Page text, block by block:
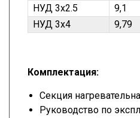
НУД 3х2.5
9,1
НУД 3х4
9,79
Комплектация:
Секция
Руководство по